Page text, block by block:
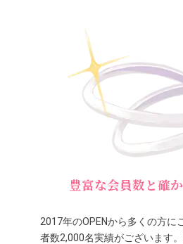
豊富な会員数と確
2017年のOPENから多くの方に
者数2,000名実績がございます